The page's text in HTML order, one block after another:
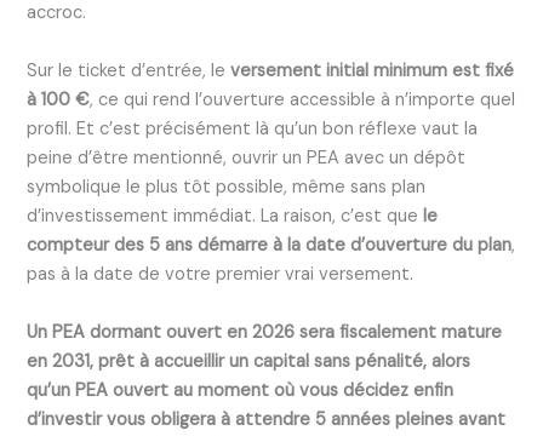
accroc.
Sur le ticket d’entrée, leversement initial minimum est fixé
à 100 €, ce qui rend l’ouverture accessible à n’importe quel
profil. Et c’est précisément là qu’un bon réflexe vaut la
peine d’être mentionné, ouvrir un PEA avec un dépôt
symbolique le plus tôt possible, même sans plan
d’investissement immédiat. La raison, c’est quele
compteur des 5 ans démarre à la date d’ouverture du plan,
pas à la date de votre premier vrai versement.
Un PEA dormant ouvert en 2026 sera fiscalement mature
en 2031, prêt à accueillir un capital sans pénalité, alors
qu’un PEA ouvert au moment où vous décidez enfin
d’investir vous obligera à attendre 5 années pleines avant